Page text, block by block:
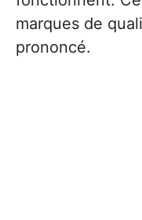
marques de
prononcé.